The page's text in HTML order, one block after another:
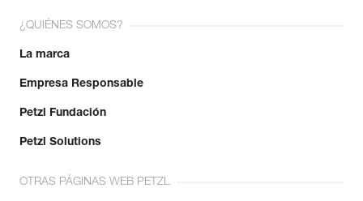
¿QUIÉNES SOMOS?
La marca
Empresa Responsable
Petzl Fundación
Petzl Solutions
OTRAS PÁGINAS WEB PETZL